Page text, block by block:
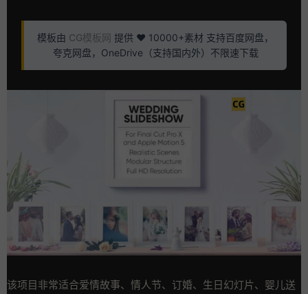
模板由 CG模板网 提供 ❤️ 10000+素材 支持百度网盘，
夸克网盘，OneDrive（支持国内外）不限速下载
该项目非常适合爱情故事、情人节、订婚、生日幻灯片、婴儿送